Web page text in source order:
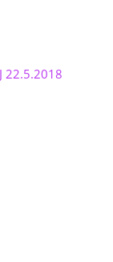
22.5.2018